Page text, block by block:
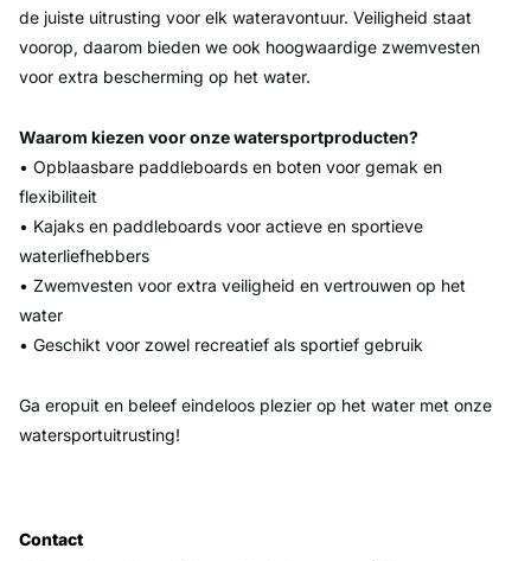
de juiste uitrusting voor elk wateravontuur. Veiligheid staat
voorop, daarom bieden we ook hoogwaardige zwemvesten
voor extra bescherming op het water.
Waarom kiezen voor onze watersportproducten?
• Opblaasbare paddleboards en boten voor gemak en
flexibiliteit
• Kajaks en paddleboards voor actieve en sportieve
waterliefhebbers
• Zwemvesten voor extra veiligheid en vertrouwen op het
water
• Geschikt voor zowel recreatief als sportief gebruik
Ga eropuit en beleef eindeloos plezier op het water met onze
watersportuitrusting!
Contact